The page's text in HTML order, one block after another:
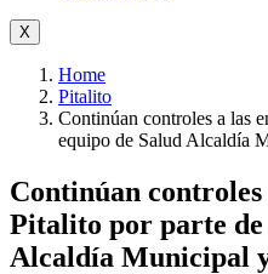
X
Home
Pitalito
Continúan controles a las
equipo de Salud Alcaldía
Continúan controles
Pitalito por parte de
Alcaldía Municipal